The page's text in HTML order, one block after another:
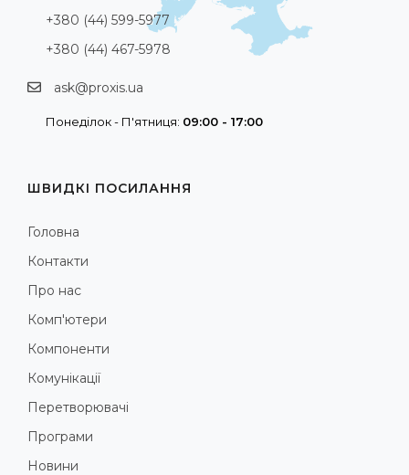
+380 (44) 599-5977
+380 (44) 467-5978
ask@proxis.ua
Понеділок - П'ятниця: 09:00 - 17:00
ШВИДКІ ПОСИЛАННЯ
Головна
Контакти
Про нас
Комп'ютери
Компоненти
Комунікації
Перетворювачі
Програми
Новини